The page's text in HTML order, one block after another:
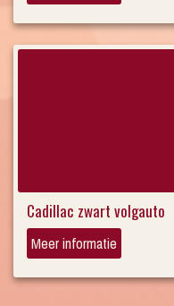
Cadillac zwart volgauto
Meer informatie